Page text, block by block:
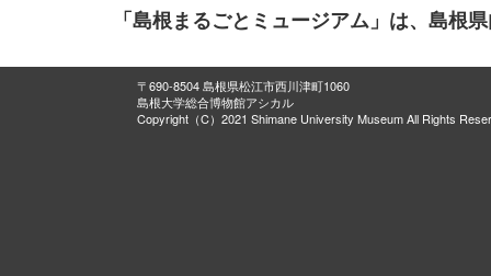
「島根まるごとミュージアム」は、島根
〒690-8504 島根県松江市西川津町1060
島根大学総合博物館アシカル
Copyright（C）2021 Shimane University Museum All Rights